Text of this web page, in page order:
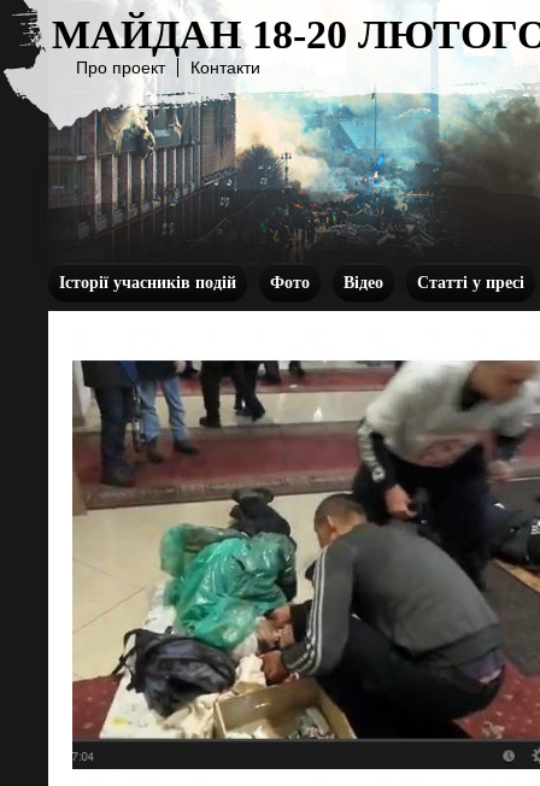
МАЙДАН 18-20
Про проект Контакти
Історії учасників подій Фото Відео Статті у пресі